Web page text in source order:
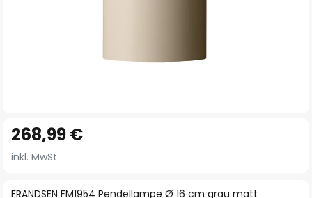
Anfang
der
springen
FRANDSEN FM1954 Pendellampe Ø 16 cm grau matt
268,99 €
inkl. MwSt.